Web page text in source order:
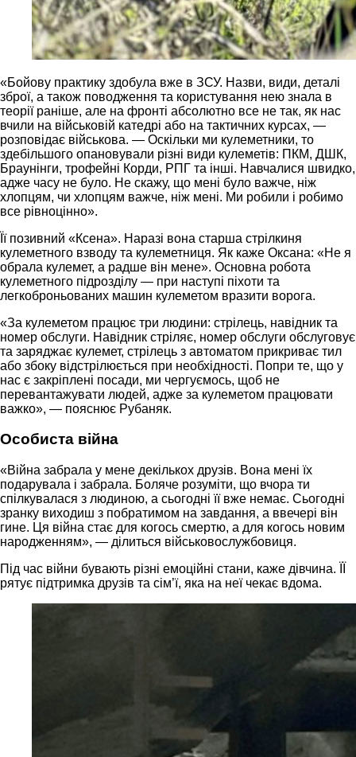
«Бойову практику здобула вже в ЗСУ. Назви, види, деталі
зброї, а також поводження та користування нею знала в
теорії раніше, але на фронті абсолютно все не так, як нас
вчили на військовій катедрі або на тактичних курсах, —
розповідає військова. — Оскільки ми кулеметники, то
здебільшого опановували різні види кулеметів: ПКМ, ДШК,
Браунінги, трофейні Корди, РПГ та інші. Навчалися швидко,
адже часу не було. Не скажу, що мені було важче, ніж
хлопцям, чи хлопцям важче, ніж мені. Ми робили і робимо
все рівноцінно».
Її позивний «Ксена». Наразі вона старша стрілкиня
кулеметного взводу та кулеметниця. Як каже Оксана: «Не я
обрала кулемет, а радше він мене». Основна робота
кулеметного підрозділу — при наступі піхоти та
легкоброньованих машин кулеметом вразити ворога.
«За кулеметом працює три людини: стрілець, навідник та
номер обслуги. Навідник стріляє, номер обслуги обслуговує
та заряджає кулемет, стрілець з автоматом прикриває тил
або збоку відстрілюється при необхідності. Попри те, що у
нас є закріплені посади, ми чергуємось, щоб не
перевантажувати людей, адже за кулеметом працювати
важко», — пояснює Рубаняк.
Особиста війна
«Війна забрала у мене декількох друзів. Вона мені їх
подарувала і забрала. Боляче розуміти, що вчора ти
спілкувалася з людиною, а сьогодні її вже немає. Сьогодні
зранку виходиш з побратимом на завдання, а ввечері він
гине. Ця війна стає для когось смертю, а для когось новим
народженням», — ділиться військовослужбовиця.
Під час війни бувають різні емоційні стани, каже дівчина. ЇЇ
рятує підтримка друзів та сім’ї, яка на неї чекає вдома.